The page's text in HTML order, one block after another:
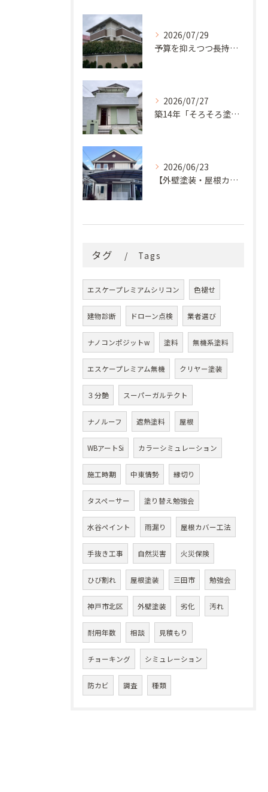
2026/07/29
予算を抑えつつ長持ち！築33年モルタル外壁と屋根の塗り替え
2026/07/27
築14年「そろそろ塗り替え時？」コケ・汚れが気になっていた神戸市北区M様邸が新築同様の美しい外観に蘇るまで
2026/06/23
【外壁塗装・屋根カバー工法】築29年の剥がれや汚れのお悩みを「ナノコンポジットW」と屋根カバー工法で解決
タグ Tags
エスケープレミアムシリコン 色褪せ
建物診断 ドローン点検 業者選び
ナノコンポジットw 塗料 無機系塗料
エスケープレミアム無機 クリヤー塗装
３分艶 スーパーガルテクト
ナノルーフ 遮熱塗料 屋根
WBアートSi カラーシミュレーション
施工時期 中東情勢 縁切り
タスペーサー 塗り替え勉強会
水谷ペイント 雨漏り 屋根カバー工法
手抜き工事 自然災害 火災保険
ひび割れ 屋根塗装 三田市 勉強会
神戸市北区 外壁塗装 劣化 汚れ
耐用年数 相談 見積もり
チョーキング シミュレーション
防カビ 調査 種類